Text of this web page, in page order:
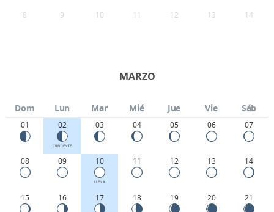
8 9 10 11 12 13 14
MARZO
Dom Lun Mar Mié Jue Vie Sáb
01 02
CRECIENTE
03 04 05 06 07
08 09 10
LLENA
11 12 13 14
15 16 17 18 19 20 21